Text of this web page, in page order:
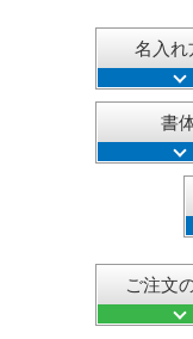
名入れ
書
ご注文